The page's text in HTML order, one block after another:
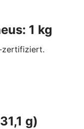
1 kg
zertifiziert.
g)